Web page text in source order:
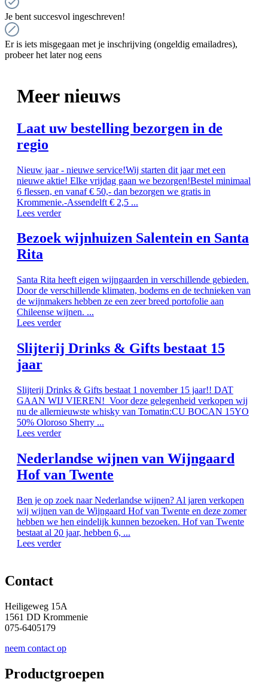
Je bent succesvol ingeschreven!
Er is iets misgegaan met je inschrijving (ongeldig emailadres),
probeer het later nog eens
Meer nieuws
Laat uw bestelling bezorgen in de
regio
Nieuw jaar - nieuwe service!Wij starten dit jaar met een
nieuwe aktie! Elke vrijdag gaan we bezorgen!Bestel minimaal
6 flessen, en vanaf € 50,- dan bezorgen we gratis in
Krommenie.-Assendelft € 2,5 ...
Lees verder
Bezoek wijnhuizen Salentein en Santa
Rita
Santa Rita heeft eigen wijngaarden in verschillende gebieden.
Door de verschillende klimaten, bodems en de technieken van
de wijnmakers hebben ze een zeer breed portofolie aan
Chileense wijnen. ...
Lees verder
Slijterij Drinks & Gifts bestaat 15
jaar
Slijterij Drinks & Gifts bestaat 1 november 15 jaar!! DAT
GAAN WIJ VIEREN! Voor deze gelegenheid verkopen wij
nu de allernieuwste whisky van Tomatin:CU BOCAN 15YO
50% Oloroso Sherry ...
Lees verder
Nederlandse wijnen van Wijngaard
Hof van Twente
Ben je op zoek naar Nederlandse wijnen? Al jaren verkopen
wij wijnen van de Wijngaard Hof van Twente en deze zomer
hebben we hen eindelijk kunnen bezoeken. Hof van Twente
bestaat al 20 jaar, hebben 6, ...
Lees verder
Contact
Heiligeweg 15A
1561 DD Krommenie
075-6405179
neem contact op
Productgroepen